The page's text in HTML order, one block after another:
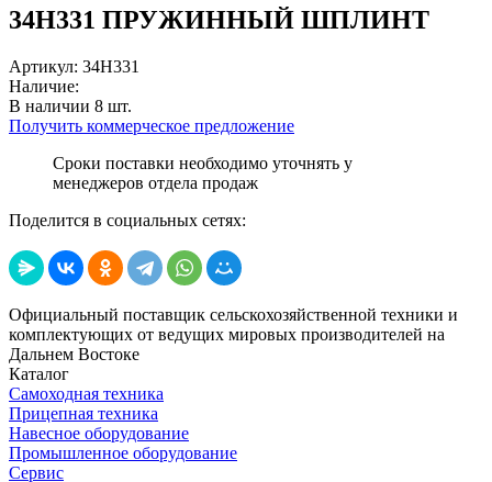
34H331 ПРУЖИННЫЙ ШПЛИНТ
Артикул: 34H331
Наличие:
В наличии 8 шт.
Получить коммерческое предложение
Сроки поставки необходимо уточнять у
менеджеров отдела продаж
Поделится в социальных сетях:
Официальный поставщик сельскохозяйственной техники и
комплектующих от ведущих мировых производителей на
Дальнем Востоке
Каталог
Самоходная техника
Прицепная техника
Навесное оборудование
Промышленное оборудование
Сервис